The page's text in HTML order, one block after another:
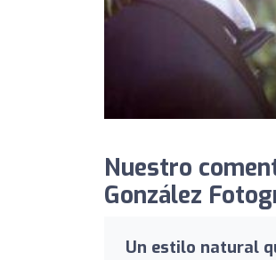
Nuestro
González
Un estilo natural